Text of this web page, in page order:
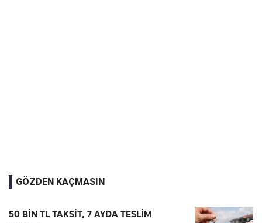
GÖZDEN KAÇMASIN
50 BİN TL TAKSİT, 7 AYDA TESLİM